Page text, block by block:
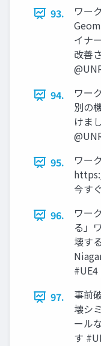
93.
ワー
イナ
改善
94.
ワー
別の
けま
95.
ワー
今す
96.
ワー
る」
壊す
#UE4
97.
事前
壊シ
ール
す